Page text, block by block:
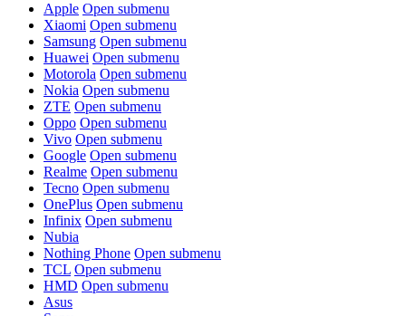
Apple Open submenu
Xiaomi Open submenu
Samsung Open submenu
Huawei Open submenu
Motorola Open submenu
Nokia Open submenu
ZTE Open submenu
Oppo Open submenu
Vivo Open submenu
Google Open submenu
Realme Open submenu
Tecno Open submenu
OnePlus Open submenu
Infinix Open submenu
Nubia
Nothing Phone Open submenu
TCL Open submenu
HMD Open submenu
Asus